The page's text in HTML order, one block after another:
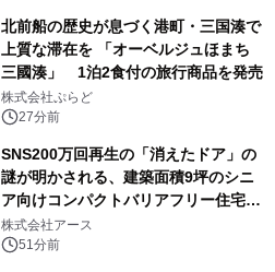
北前船の歴史が息づく港町・三国湊で
上質な滞在を 「オーベルジュほまち
三國湊」 1泊2食付の旅行商品を発売
株式会社ぷらど
27分前
SNS200万回再生の「消えたドア」の
謎が明かされる、建築面積9坪のシニ
ア向けコンパクトバリアフリー住宅が
誕生
株式会社アース
51分前